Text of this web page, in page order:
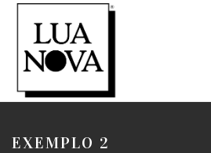
EXEMPLO 2